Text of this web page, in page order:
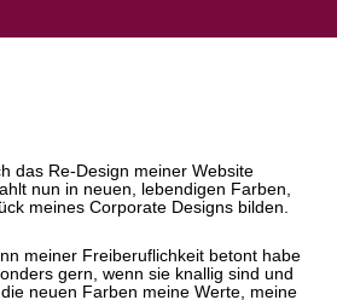
das Re-Design meiner Website
nun in neuen, lebendigen Farben,
meines Corporate Designs bilden.
meiner Freiberuflichkeit betont habe
gern, wenn sie knallig sind und
neuen Farben meine Werte, meine